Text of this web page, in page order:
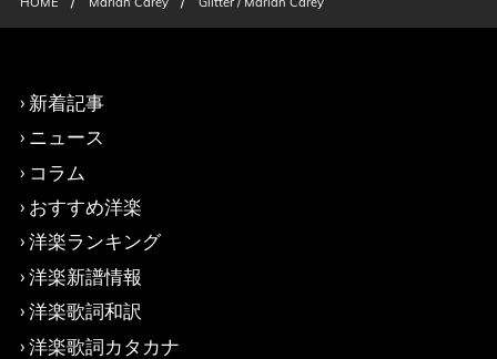
新着記事
ニュース
コラム
おすすめ洋楽
洋楽ランキング
洋楽新譜情報
洋楽歌詞和訳
洋楽歌詞カタカナ